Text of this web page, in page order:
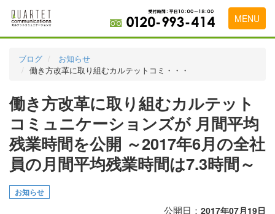
MENU
料金表
実績・お客様の声
初めて導入をお考えの方
代理店の乗り換えをお考えの方
広告代理店・HP制作会社様へ
お申し込みから運用開始までの流れ
ブログ
お知らせ
働き方改革に取り組むカルテットコミ・・・
働き方改革に取り組むカルテット
コミュニケーションズが 月間平均
残業時間を公開 ～2017年6月の全社
員の月間平均残業時間は7.3時間～
お知らせ
公開日： 2017年07月19日